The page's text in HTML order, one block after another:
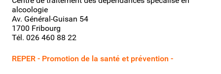
alcoologie
Av. Général-Guisan 54
1700 Fribourg
Tél. 026 460 88 22
REPER - Promotion de la santé et prévention -